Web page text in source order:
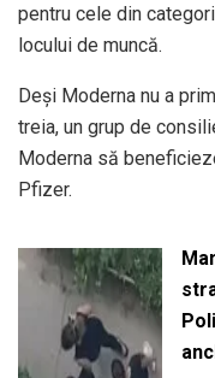
pentru cele din
locului de muncă.
Deși Moderna nu a
treia, un grup de
Moderna să
Pfizer.